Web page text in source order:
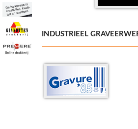
INDUSTRIEEL